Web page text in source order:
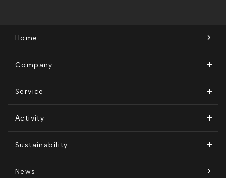
Home
Company
ビジョン・ミッション
会社概要
Service
Remogu（リモグ）・リラシク
Remoguフリーランス
Activity
メディア運営
テレリモ総研
Sustainability
SDGsに対する取り組み
News